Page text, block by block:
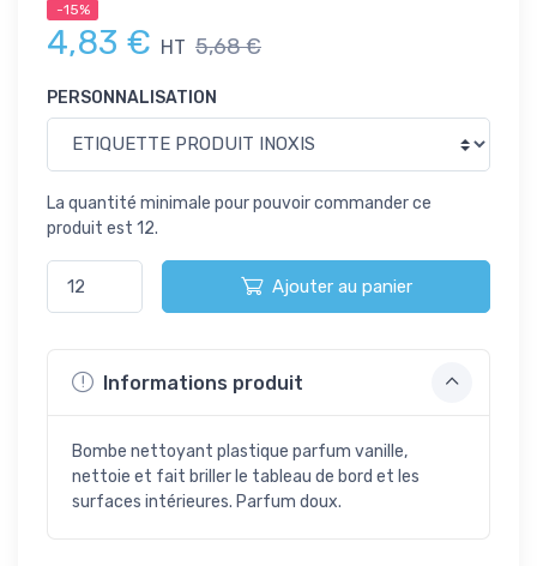
-15%
4,83 € HT 5,68 €
PERSONNALISATION
La quantité minimale pour pouvoir commander ce
produit est 12.
Ajouter au panier
Informations produit
Bombe nettoyant plastique parfum vanille,
nettoie et fait briller le tableau de bord et les
surfaces intérieures. Parfum doux.